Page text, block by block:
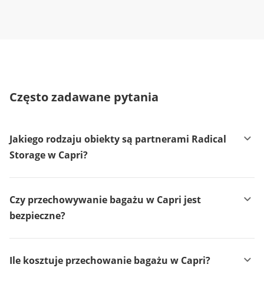
Często zadawane pytania
Jakiego rodzaju obiekty są partnerami Radical
Storage w Capri?
Czy przechowywanie bagażu w Capri jest
bezpieczne?
Ile kosztuje przechowanie bagażu w Capri?